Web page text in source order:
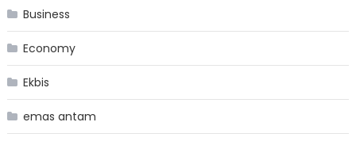
Business
Economy
Ekbis
emas antam